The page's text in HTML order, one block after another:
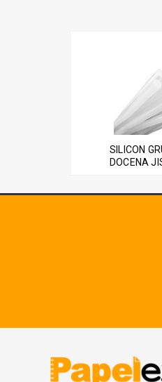
SILICON
DOCENA